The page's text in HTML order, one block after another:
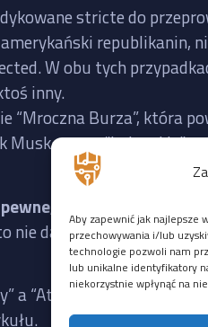
Aby zapewnić jak najlepsze
przechowywania i/lub
technologie pozwoli nam
lub unikalne identyfikatory
niekorzystnie wpłynąć na
stricte do
republikanin,
W obu tych
inny.
“Mroczna Burza”, która
Musk, grupy “hakerskie”
to to, że Twitter
nie da się ustalić na
“Atak pochodzi z